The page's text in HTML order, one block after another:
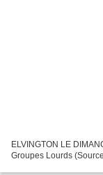
ELVINGTON LE
Groupes Lourds